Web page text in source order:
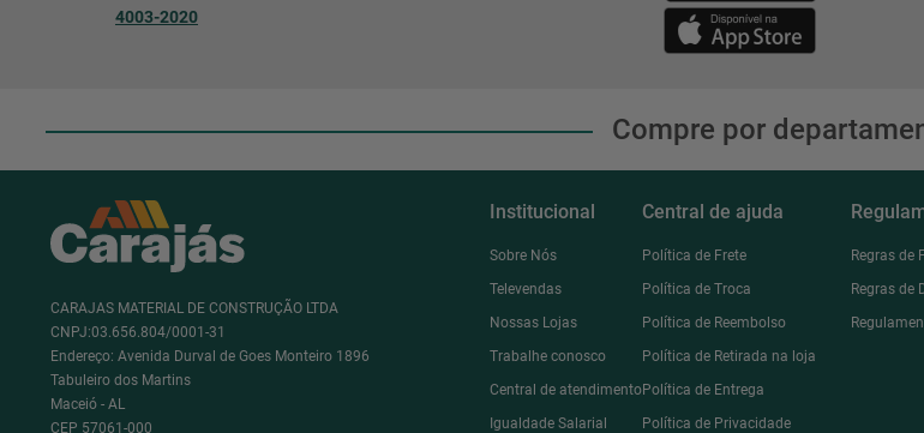
4003-2020
Compre por
CARAJAS MATERIAL DE CONSTRUÇÃO LTDA
CNPJ:03.656.804/0001-31
Endereço: Avenida Durval de Goes Monteiro 1896
Tabuleiro dos Martins
Maceió - AL
CEP 57061-000
Institucional
Sobre Nós
Televendas
Nossas Lojas
Trabalhe conosco
Central de atendimento
Igualdade Salarial
Central de ajuda
Política de Frete
Política de Troca
Política de Reembolso
Política de Retirada na loja
Política de Entrega
Política de Privacidade
Regras de
Regras de